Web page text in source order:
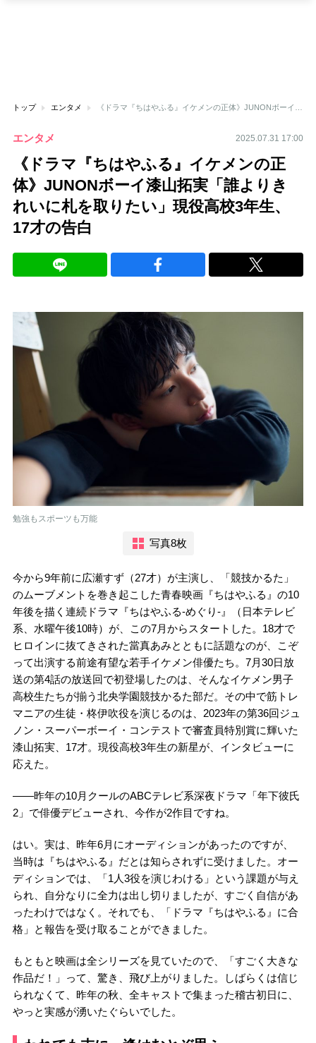
トップ エンタメ
エンタメ 2025.07.31 17:00
《ドラマ『ちはやふる』イケメンの正
体》JUNONボーイ漆山拓実「誰よりき
れいに札を取りたい」現役高校3年生、
17才の告白
勉強もスポーツも万能
写真8枚
今から9年前に広瀬すず（27才）が主演し、「競技かるた」
のムーブメントを巻き起こした青春映画『ちはやふる』の10
年後を描く連続ドラマ『ちはやふる-めぐり-』（日本テレビ
系、水曜午後10時）が、この7月からスタートした。18才で
ヒロインに抜てきされた當真あみとともに話題なのが、こぞ
って出演する前途有望な若手イケメン俳優たち。7月30日放
送の第4話の放送回で初登場したのは、そんなイケメン男子
高校生たちが揃う北央学園競技かるた部だ。その中で筋トレ
マニアの生徒・柊伊吹役を演じるのは、2023年の第36回ジュ
ノン・スーパーボーイ・コンテストで審査員特別賞に輝いた
漆山拓実、17才。現役高校3年生の新星が、インタビューに
応えた。
――昨年の10月クールのABCテレビ系深夜ドラマ「年下彼氏
2」で俳優デビューされ、今作が2作目ですね。
はい。実は、昨年6月にオーディションがあったのですが、
当時は『ちはやふる』だとは知らされずに受けました。オー
ディションでは、「1人3役を演じわける」という課題が与え
られ、自分なりに全力は出し切りましたが、すごく自信があ
ったわけではなく。それでも、「ドラマ『ちはやふる』に合
格」と報告を受け取ることができました。
もともと映画は全シリーズを見ていたので、「すごく大きな
作品だ！」って、驚き、飛び上がりました。しばらくは信じ
られなくて、昨年の秋、全キャストで集まった稽古初日に、
やっと実感が湧いたぐらいでした。